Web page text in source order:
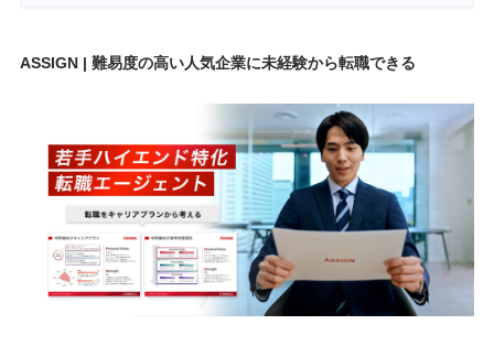
ASSIGN | 難易度の高い人気企業に未経験から転職できる